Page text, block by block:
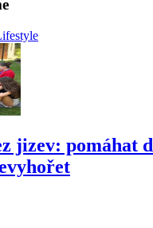
jizev: pomáhat